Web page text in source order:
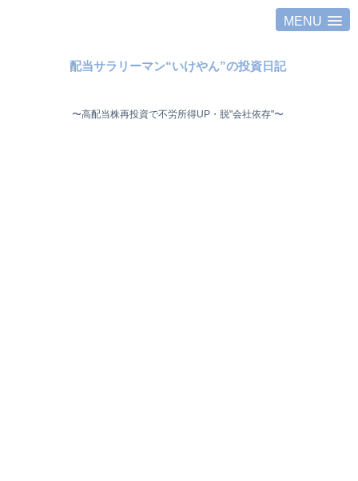
MENU
配当サラリーマン“いけやん”の投資日記 ​
〜高配当株再投資で不労所得UP・脱"会社依存"〜 ​